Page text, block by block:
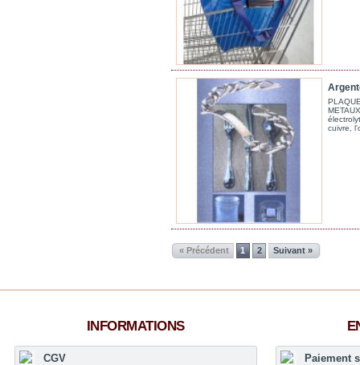
cuivre,
« Précédent 1 2 Suivant »
INFORMATIONS
CGV Paiement